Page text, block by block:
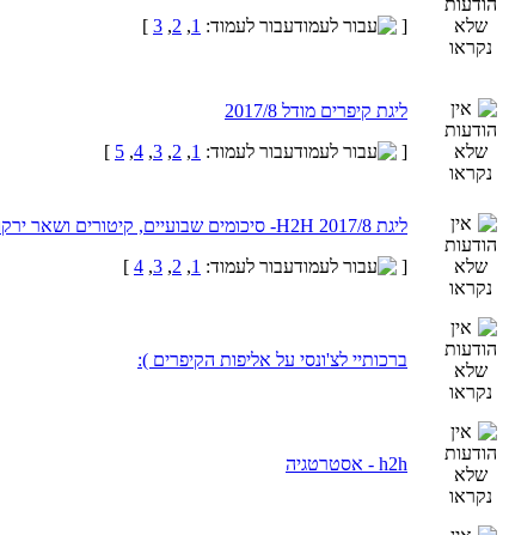
[
עבור לעמוד: 1
,
2
,
3
]
ליגת קיפרים מודל 2017/8
[
עבור לעמוד: 1
,
2
,
3
,
4
,
5
]
ליגת H2H 2017/8- סיכומים שבועיים, קיטורים ושאר ירקות
[
עבור לעמוד: 1
,
2
,
3
,
4
]
ברכותיי לצ'ונסי על אליפות הקיפרים ):
h2h - אסטרטגיה